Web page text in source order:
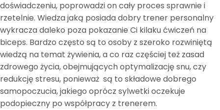
doświadczeniu, poprowadzi on cały proces sprawnie i
rzetelnie. Wiedza jaką posiada dobry trener personalny
wykracza daleko poza pokazanie Ci kilaku ćwiczeń na
biceps. Bardzo często są to osoby z szeroko rozwiniętą
wiedzą na temat żywienia, a co raz częściej też zasad
zdrowego życia, obejmujących optymalizację snu, czy
redukcję stresu, ponieważ są to składowe dobrego
samopoczucia, jakiego oprócz sylwetki oczekuje
podopieczny po współpracy z trenerem.